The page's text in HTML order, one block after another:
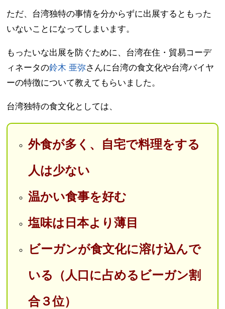
ただ、台湾独特の事情を分からずに出展するともった
いないことになってしまいます。
もったいな出展を防ぐために、台湾在住・貿易コーデ
ィネータの鈴木 亜弥さんに台湾の食文化や台湾バイヤ
ーの特徴について教えてもらいました。
台湾独特の食文化としては、
外食が多く、自宅で料理をする
人は少ない
温かい食事を好む
塩味は日本より薄目
ビーガンが食文化に溶け込んで
いる（人口に占めるビーガン割
合３位）